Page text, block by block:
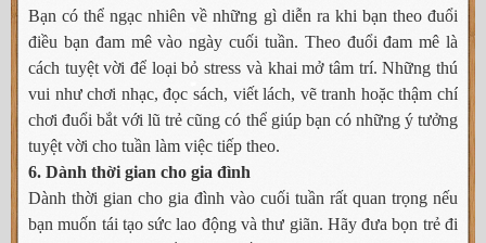
Bạn có thể ngạc nhiên về những gì diễn ra khi bạn theo đuổi
điều bạn đam mê vào ngày cuối tuần. Theo đuổi đam mê là
cách tuyệt vời để loại bỏ stress và khai mở tâm trí. Những thú
vui như chơi nhạc, đọc sách, viết lách, vẽ tranh hoặc thậm chí
chơi đuổi bắt với lũ trẻ cũng có thể giúp bạn có những ý tưởng
tuyệt vời cho tuần làm việc tiếp theo.
6. Dành thời gian cho gia đình
Dành thời gian cho gia đình vào cuối tuần rất quan trọng nếu
bạn muốn tái tạo sức lao động và thư giãn. Hãy đưa bọn trẻ đi